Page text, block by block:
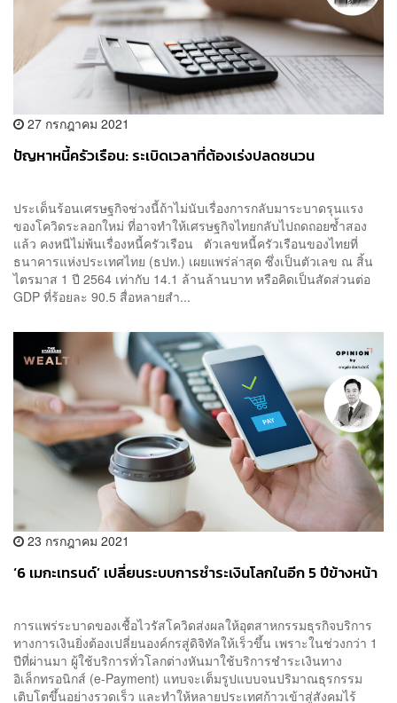
27 กรกฎาคม 2021
ปัญหาหนี้ครัวเรือน: ระเบิดเวลาที่ต้องเร่งปลดชนวน
ประเด็นร้อนเศรษฐกิจช่วงนี้ถ้าไม่นับเรื่องการกลับมาระบาดรุนแรง
ของโควิดระลอกใหม่ ที่อาจทำให้เศรษฐกิจไทยกลับไปถดถอยซ้ำสอง
แล้ว คงหนีไม่พ้นเรื่องหนี้ครัวเรือน ตัวเลขหนี้ครัวเรือนของไทยที่
ธนาคารแห่งประเทศไทย (ธปท.) เผยแพร่ล่าสุด ซึ่งเป็นตัวเลข ณ สิ้น
ไตรมาส 1 ปี 2564 เท่ากับ 14.1 ล้านล้านบาท หรือคิดเป็นสัดส่วนต่อ
GDP ที่ร้อยละ 90.5 สื่อหลายสำ...
23 กรกฎาคม 2021
‘6 เมกะเทรนด์’ เปลี่ยนระบบการชำระเงินโลกในอีก 5 ปีข้างหน้า
การแพร่ระบาดของเชื้อไวรัสโควิดส่งผลให้อุตสาหกรรมธุรกิจบริการ
ทางการเงินยิ่งต้องเปลี่ยนองค์กรสู่ดิจิทัลให้เร็วขึ้น เพราะในช่วงกว่า 1
ปีที่ผ่านมา ผู้ใช้บริการทั่วโลกต่างหันมาใช้บริการชำระเงินทาง
อิเล็กทรอนิกส์ (e-Payment) แทบจะเต็มรูปแบบจนปริมาณธุรกรรม
เติบโตขึ้นอย่างรวดเร็ว และทำให้หลายประเทศก้าวเข้าสู่สังคมไร้